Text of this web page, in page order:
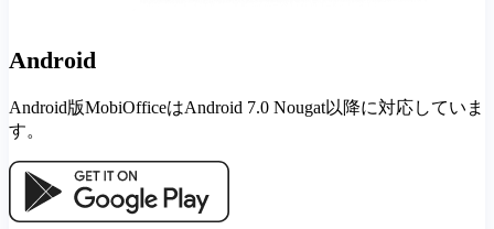
Android
Android版MobiOfficeはAndroid 7.0 Nougat以降に対応していま
す。